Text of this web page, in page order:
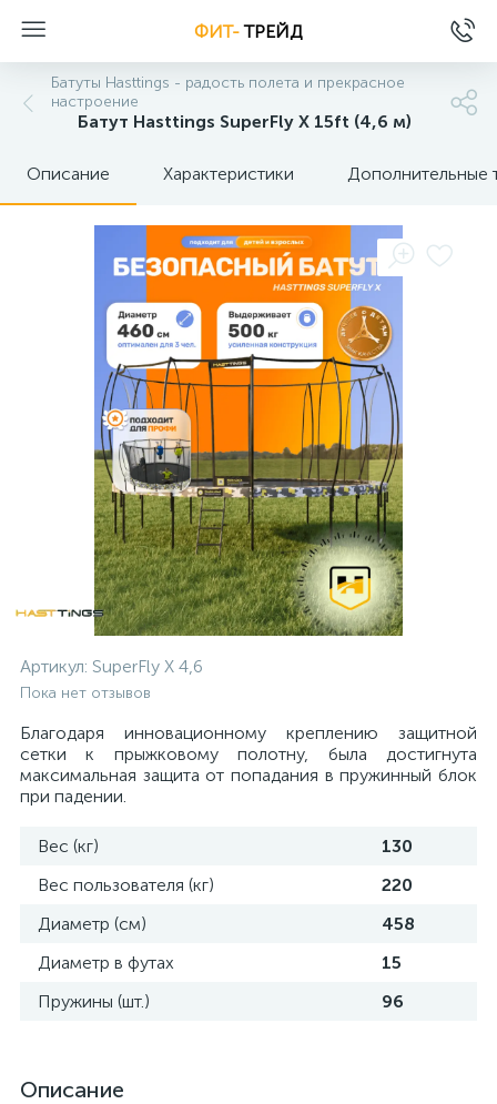
ФИТ-ТРЕЙД
Батуты Hasttings - радость полета и прекрасное
настроение
Батут Hasttings SuperFly X 15ft (4,6 м)
Описание Характеристики Дополнительные
Артикул: SuperFly X 4,6
Пока нет отзывов
Благодаря инновационному креплению защитной
сетки к прыжковому полотну, была достигнута
максимальная защита от попадания в пружинный блок
при падении.
Вес (кг)
130
Вес пользователя (кг)
220
Диаметр (см)
458
Диаметр в футах
15
Пружины (шт.)
96
Описание